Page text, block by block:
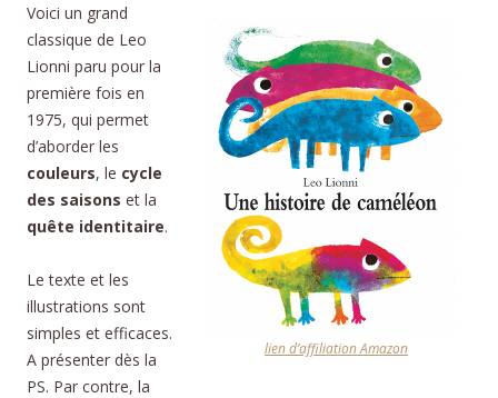
lien d’affiliation Amazon
Voici un grand
classique de Leo
Lionni paru pour la
première fois en
1975, qui permet
d’aborder les
couleurs, le cycle
des saisons et la
quête identitaire.
Le texte et les
illustrations sont
simples et efficaces.
A présenter dès la
PS. Par contre, la